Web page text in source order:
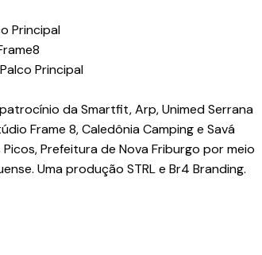
Principal
Principal
da Smartfit, Arp, Unimed Serrana
Frame 8, Caledônia Camping e Savá
Prefeitura de Nova Friburgo por meio
Uma produção STRL e Br4 Branding.